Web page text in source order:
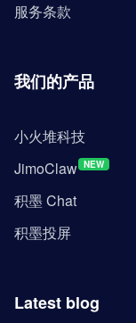
服务条款
我们的产品
小火堆科技
JimoClaw NEW
积墨 Chat
积墨投屏
Latest blog